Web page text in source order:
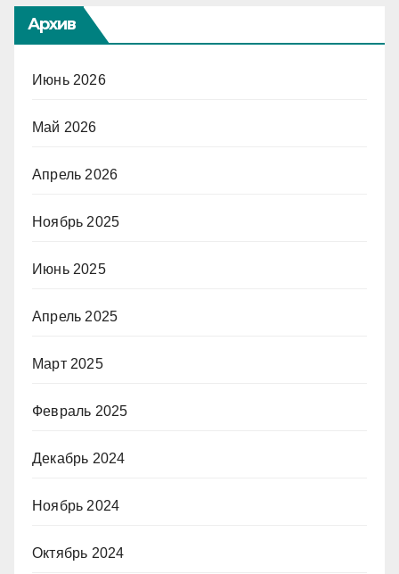
Архив
Июнь 2026
Май 2026
Апрель 2026
Ноябрь 2025
Июнь 2025
Апрель 2025
Март 2025
Февраль 2025
Декабрь 2024
Ноябрь 2024
Октябрь 2024